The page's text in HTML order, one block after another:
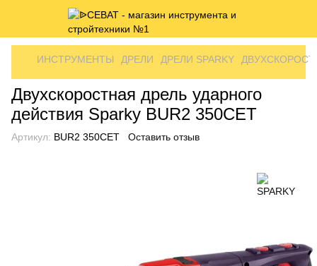
ИНСТРУМЕНТЫ ДРЕЛИ ДРЕЛИ SPARKY
Двухскоростная дрель ударного
действия Sparky BUR2 350CET
Артикул: BUR2 350CET Оставить отзыв